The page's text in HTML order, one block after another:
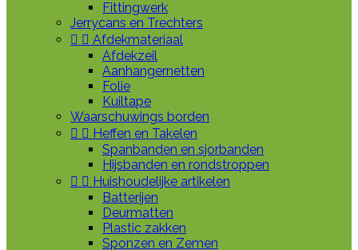
Fittingwerk
Jerrycans en Trechters
  Afdekmateriaal
Afdekzeil
Aanhangernetten
Folie
Kuiltape
Waarschuwings borden
  Heffen en Takelen
Spanbanden en sjorbanden
Hijsbanden en rondstroppen
  Huishoudelijke artikelen
Batterijen
Deurmatten
Plastic zakken
Sponzen en Zemen